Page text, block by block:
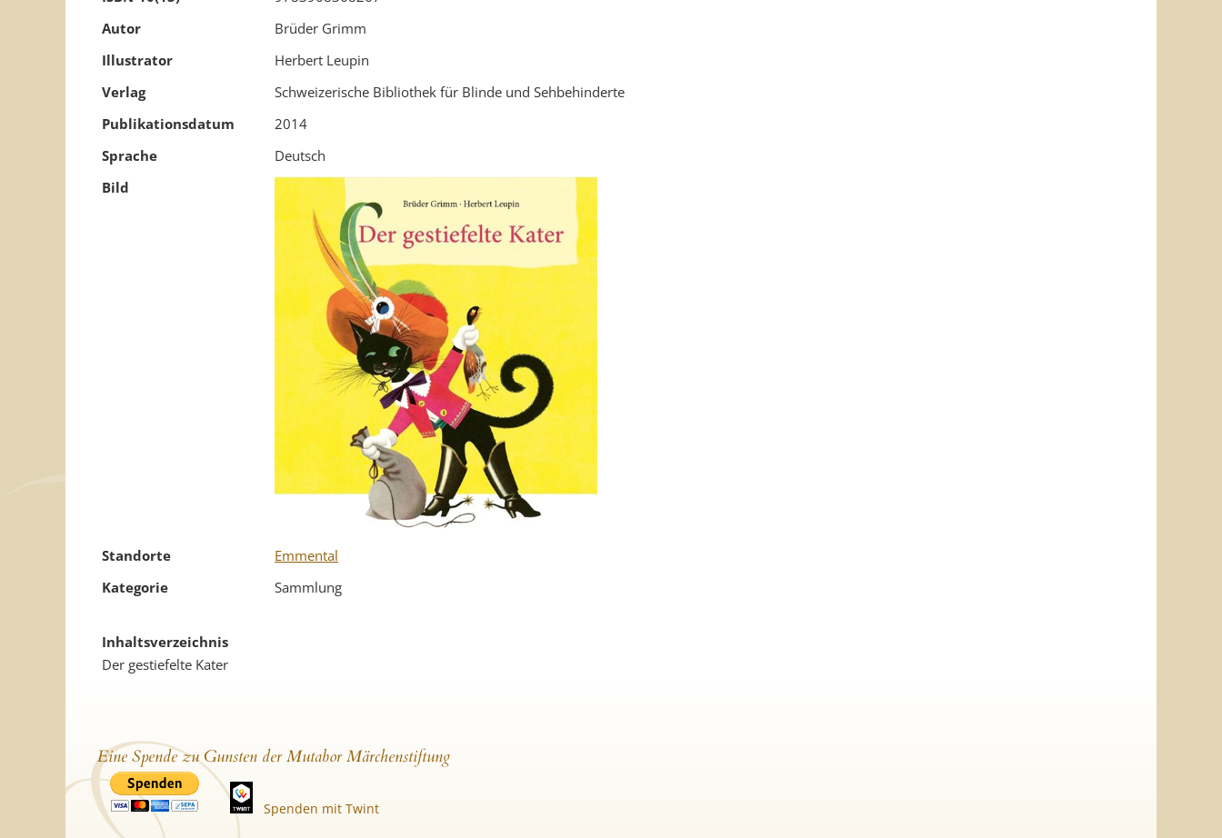
Autor
Brüder Grimm
Illustrator
Herbert Leupin
Verlag
Schweizerische Bibliothek für Blinde und Sehbehinderte
Publikationsdatum
2014
Sprache
Deutsch
Bild
Standorte
Emmental
Kategorie
Sammlung
Inhaltsverzeichnis
Der gestiefelte Kater
Eine Spende zu Gunsten der Mutabor Märchenstiftung
Spenden mit Twint